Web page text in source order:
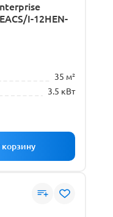
I-12HEN-
35 м²
3.5 кВт